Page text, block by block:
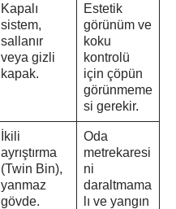
Kapalı
sistem,
sallanır
veya gizli
kapak.
Estetik
görünüm ve
koku
kontrolü
için çöpün
görünmeme
si gerekir.
İkili
ayrıştırma
(Twin Bin),
yanmaz
gövde.
Oda
metrekaresi
ni
daraltmama
lı ve yangın